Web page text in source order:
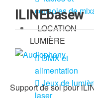
consoles de
LOCATION
LUMIÈRE
DMX et
alimentation
Jeux de
laser
ILINEbasew
Support de sol pour